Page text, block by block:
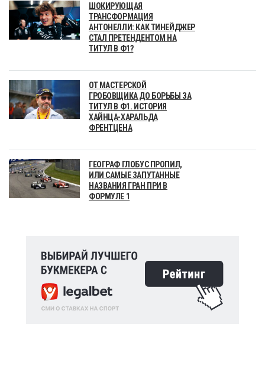
ШОКИРУЮЩАЯ
ТРАНСФОРМАЦИЯ
АНТОНЕЛЛИ: КАК ТИНЕЙДЖЕР
СТАЛ ПРЕТЕНДЕНТОМ НА
ТИТУЛ В Ф1?
ОТ МАСТЕРСКОЙ
ГРОБОВЩИКА ДО БОРЬБЫ ЗА
ТИТУЛ В Ф1. ИСТОРИЯ
ХАЙНЦА-ХАРАЛЬДА
ФРЕНТЦЕНА
ГЕОГРАФ ГЛОБУС ПРОПИЛ,
ИЛИ САМЫЕ ЗАПУТАННЫЕ
НАЗВАНИЯ ГРАН ПРИ В
ФОРМУЛЕ 1